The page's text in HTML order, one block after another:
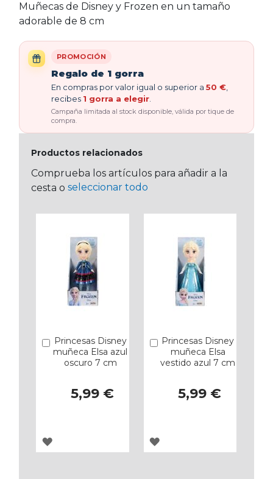
Muñecas de Disney y Frozen en un tamaño
adorable de 8 cm
PROMOCIÓN
Regalo de 1 gorra
En compras por valor igual o superior a 50 €
recibes 1 gorra a elegir
Campaña limitada al stock disponible, válida por tique de
compra.
Productos relacionados
Comprueba los artículos para añadir a la
cesta o seleccionar todo
Princesas Disney
muñeca Elsa azul
oscuro 7 cm
5,99 €
Añadir
AGREGAR
Princesas Disney
muñeca Elsa
vestido azul 7 cm
5,99 €
Añadir
AGREGAR